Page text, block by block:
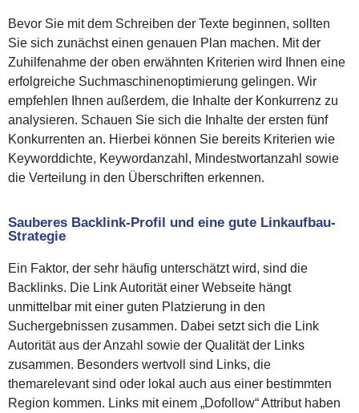
Bevor Sie mit dem Schreiben der Texte beginnen, sollten
Sie sich zunächst einen genauen Plan machen. Mit der
Zuhilfenahme der oben erwähnten Kriterien wird Ihnen eine
erfolgreiche Suchmaschinenoptimierung gelingen. Wir
empfehlen Ihnen außerdem, die Inhalte der Konkurrenz zu
analysieren. Schauen Sie sich die Inhalte der ersten fünf
Konkurrenten an. Hierbei können Sie bereits Kriterien wie
Keyworddichte, Keywordanzahl, Mindestwortanzahl sowie
die Verteilung in den Überschriften erkennen.
Sauberes Backlink-Profil und eine gute Linkaufbau-
Strategie
Ein Faktor, der sehr häufig unterschätzt wird, sind die
Backlinks. Die Link Autorität einer Webseite hängt
unmittelbar mit einer guten Platzierung in den
Suchergebnissen zusammen. Dabei setzt sich die Link
Autorität aus der Anzahl sowie der Qualität der Links
zusammen. Besonders wertvoll sind Links, die
themarelevant sind oder lokal auch aus einer bestimmten
Region kommen. Links mit einem „Dofollow“ Attribut haben